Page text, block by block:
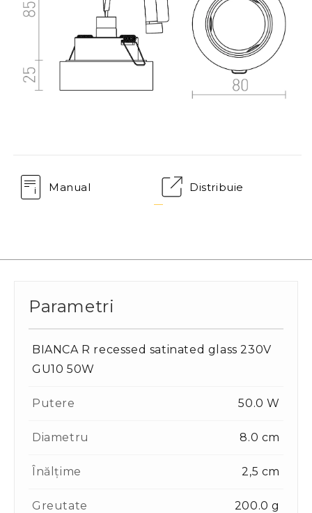
Manual Distribuie
Parametri
BIANCA R recessed satinated glass 230V
GU10 50W
Putere 50.0 W
Diametru 8.0 cm
Înălțime 2,5 cm
Greutate 200.0 g